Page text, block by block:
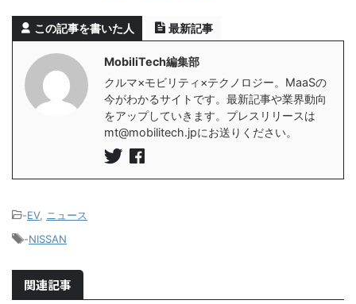
この記事を書いた人 最新記事
MobiliTech編集部
クルマ×モビリティ×テクノロジー。MaaSの
今がわかるサイトです。最新記事や業界動向
をアップしていきます。プレスリリースは
mt@mobilitech.jpにお送りください。
-EV, ニュース
-NISSAN
関連記事